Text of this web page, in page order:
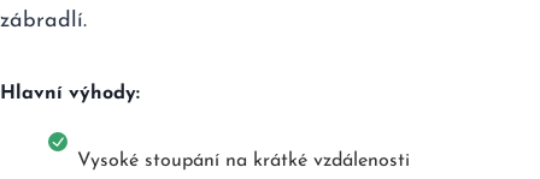
zábradlí.
Hlavní výhody:
Vysoké stoupání na krátké vzdálenosti